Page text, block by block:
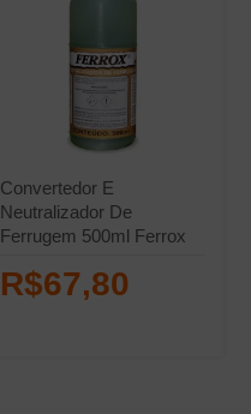
Convertedor E
Neutralizador De
Ferrugem 500ml Ferrox
R$67,80